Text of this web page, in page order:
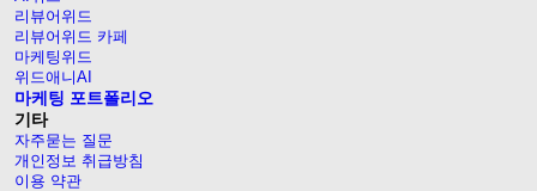
리뷰어위드
리뷰어위드 카페
마케팅위드
위드애니AI
마케팅 포트폴리오
기타
자주묻는 질문
개인정보 취급방침
이용 약관